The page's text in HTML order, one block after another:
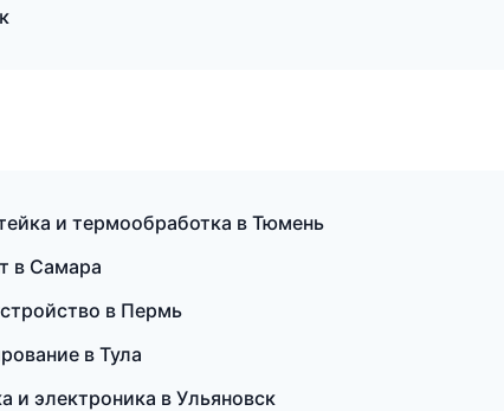
и термообработка в Тюмень
в Самара
в Пермь
в Тула
и электроника в Ульяновск